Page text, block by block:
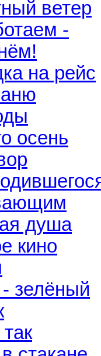
ветер
-
на рейс
осень
душа
кино
зелёный